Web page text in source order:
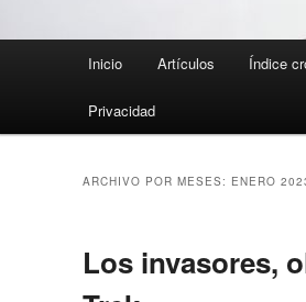
Inicio Artículos Índice
Privacidad
ARCHIVO POR MESES: ENERO
Los invasores,